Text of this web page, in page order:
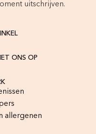
uitschrijven.
ONS OP
allergenen